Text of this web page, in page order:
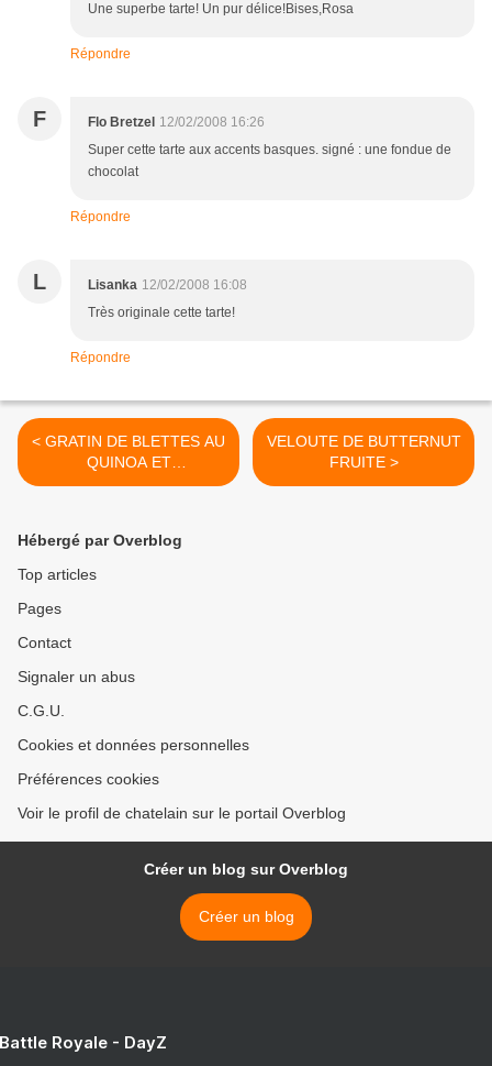
Une superbe tarte! Un pur délice!Bises,Rosa
Répondre
F Flo Bretzel 12/02/2008 16:26
Super cette tarte aux accents basques. signé : une fondue de
chocolat
Répondre
L Lisanka 12/02/2008 16:08
Très originale cette tarte!
Répondre
< GRATIN DE BLETTES AU
QUINOA ET
GORGONZOLA
VELOUTE DE BUTTERNUT
FRUITE >
Hébergé par Overblog
Top articles
Pages
Contact
Signaler un abus
C.G.U.
Cookies et données personnelles
Préférences cookies
Voir le profil de chatelain sur le portail Overblog
Créer un blog sur Overblog
Créer un blog
Royale - DayZ